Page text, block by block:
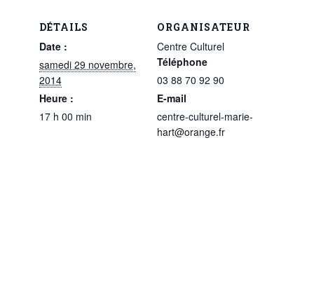
DÉTAILS
Date :
samedi 29 novembre,
2014
Heure :
17 h 00 min
ORGANISATEUR
Centre Culturel
Téléphone
03 88 70 92 90
E-mail
centre-culturel-marie-
hart@orange.fr